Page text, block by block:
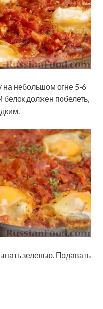
небольшом огне 5-6
белок должен побелеть,
зеленью. Подавать